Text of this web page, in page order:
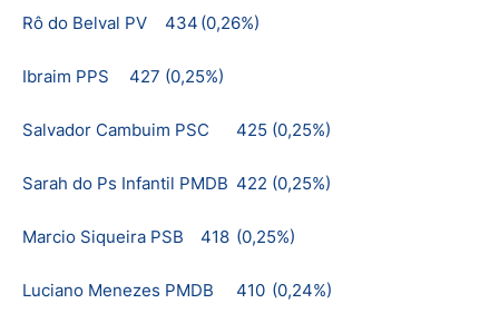
Rô do Belval PV 434 (0,26%)
Ibraim PPS 427 (0,25%)
Salvador Cambuim PSC 425 (0,25%)
Sarah do Ps Infantil PMDB 422 (0,25%)
Marcio Siqueira PSB 418 (0,25%)
Luciano Menezes PMDB 410 (0,24%)